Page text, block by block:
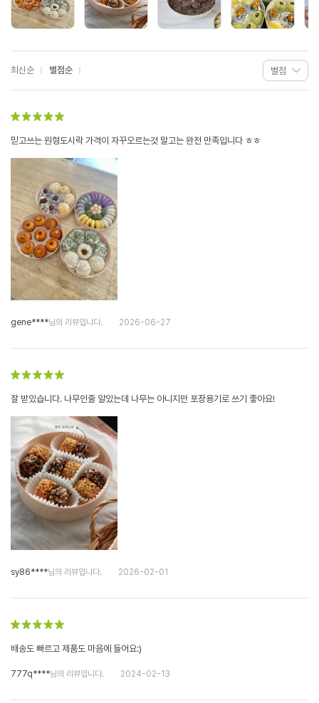
최신순 별점순
믿고쓰는 원형도시락 가격이 자꾸오르는것 말고는 완전 만족입니다 ㅎㅎ
gene****님의 리뷰입니다. 2026-06-27
잘 받았습니다. 나무인줄 알았는데 나무는 아니지만 포장용기로 쓰기 좋아요!
sy86****님의 리뷰입니다. 2026-02-01
배송도 빠르고 제품도 마음에 들어요:)
777q****님의 리뷰입니다. 2024-02-13